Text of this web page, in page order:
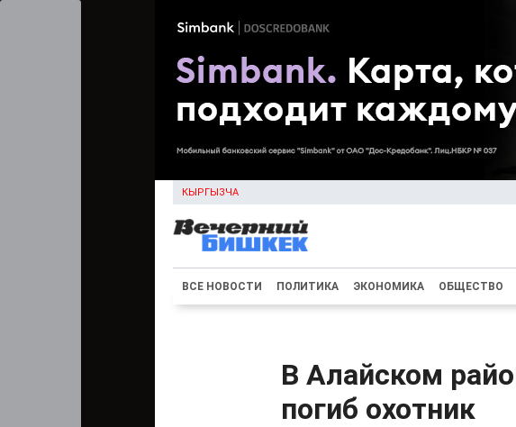
КЫРГЫЗЧА
ВСЕ НОВОСТИ ПОЛИТИКА ЭКОНОМИКА ОБЩЕСТВО
В Алайском
погиб охотник